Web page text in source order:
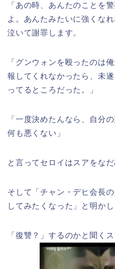
「あの時、あんたのことを
よ。あんたみたいに強くな
泣いて謝罪します。
「グンウォンを殴ったのは
報してくれなかったら、未
ってるところだった。」
「一度決めたんなら、自分
何も悪くない」
と言ってセロイはスアをなだ
そして「チャン・デヒ会長
してみたくなった」と明かし
「復讐？」するのかと聞くス